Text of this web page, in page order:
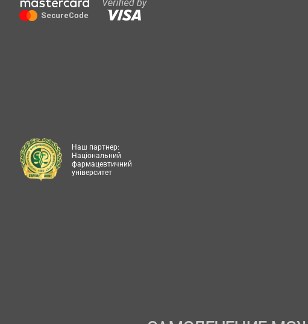
Наш партнер:
Національний
фармацевтичний
університет